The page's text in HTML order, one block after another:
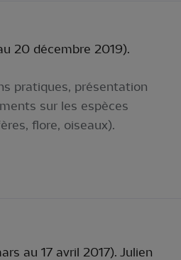
20 décembre 2019).
pratiques, présentation
sur les espèces
flore, oiseaux).
au 17 avril 2017). Julien